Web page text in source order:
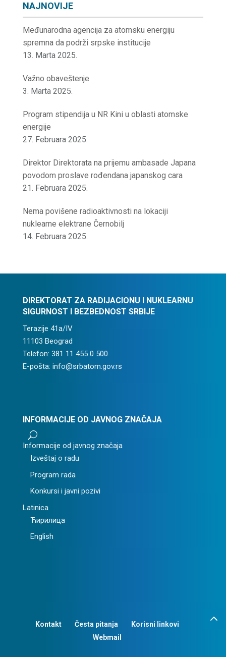
NAJNOVIJE
Međunarodna agencija za atomsku energiju
spremna da podrži srpske institucije
13. Marta 2025.
Važno obaveštenje
3. Marta 2025.
Program stipendija u NR Kini u oblasti atomske
energije
27. Februara 2025.
Direktor Direktorata na prijemu ambasade Japana
povodom proslave rođendana japanskog cara
21. Februara 2025.
Nema povišene radioaktivnosti na lokaciji
nuklearne elektrane Černobilj
14. Februara 2025.
DIREKTORAT ZA RADIJACIONU I NUKLEARNU
SIGURNOST I BEZBEDNOST SRBIJE
Terazije 41a/IV
11103 Beograd
Telefon: 381 11 455 0 500
E-pošta: info@srbatom.gov.rs
INFORMACIJE OD JAVNOG ZNAČAJA
U
Informacije od javnog značaja
Izveštaj o radu
Program rada
Konkursi i javni pozivi
Latinica
Ћирилица
English
Kontakt Česta pitanja
Korisni linkovi
Webmail